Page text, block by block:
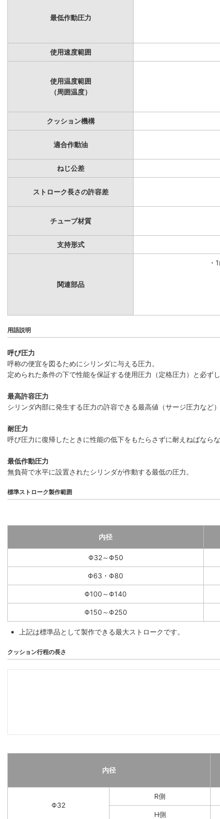
最低作動圧力
使用速度範囲
使用温度範囲
（周囲温度）
クッション機構
適合作動油
ねじ公差
ストローク長さの許容差
チューブ材質
支持形式
関連部品
・
用語説明
呼び圧力
呼称の便宜を図るためにシリンダに与える圧力。
定められた条件の下で性能を保証する使用圧力（定格圧力）と必ず
最高許容圧力
シリンダ内部に発生する圧力の許容できる最高値（サージ圧力など
耐圧力
呼び圧力に復帰したときに性能の低下をもたらさずに耐えねばなら
最低作動圧力
無負荷で水平に設置されたシリンダが作動する最低の圧力。
標準ストローク製作範囲
内径
Φ32～Φ50
Φ63・Φ80
Φ100～Φ140
Φ150～Φ250
上記は標準品として製作できる最大ストロークです。
クッション行程の長さ
内径
Φ32
R側
H側